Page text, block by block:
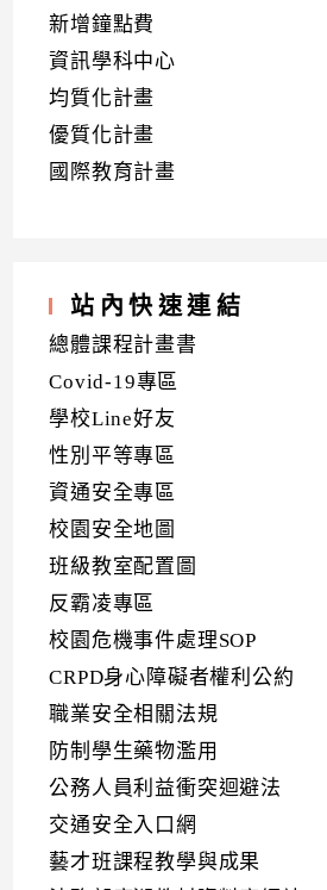
新增鐘點費
資訊學科中心
均質化計畫
優質化計畫
國際教育計畫
站內快速連結
總體課程計畫書
Covid-19專區
學校Line好友
性別平等專區
資通安全專區
校園安全地圖
班級教室配置圖
反霸凌專區
校園危機事件處理SOP
CRPD身心障礙者權利公約
職業安全相關法規
防制學生藥物濫用
公務人員利益衝突迴避法
交通安全入口網
藝才班課程教學與成果